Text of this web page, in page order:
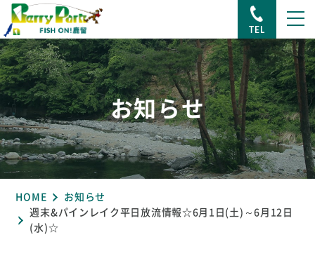
TEL
お知らせ
HOME
お知らせ
週末&パインレイク平日放流情報☆6月1日(土)～6月12日
(水)☆